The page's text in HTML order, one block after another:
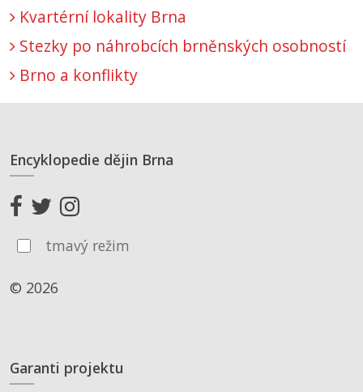
Kvartérní lokality Brna
Stezky po náhrobcích brněnských osobností
Brno a konflikty
Encyklopedie dějin Brna
tmavý režim
© 2026
Garanti projektu